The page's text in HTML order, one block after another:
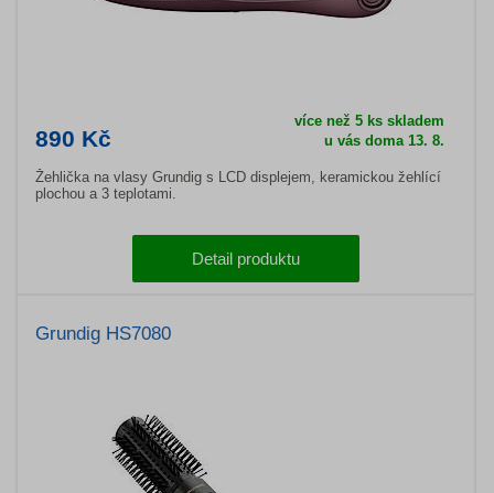
890 Kč
více než 5 ks skladem
u vás doma 13. 8.
Žehlička na vlasy Grundig s LCD displejem, keramickou žehlící
plochou a 3 teplotami.
Detail produktu
Grundig HS7080